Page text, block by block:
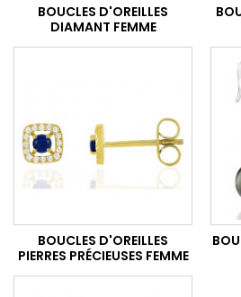
BOUCLES D'OREILLES
DIAMANT FEMME
BOUCLES D'OREILLES
PIERRES PRÉCIEUSES FEMME